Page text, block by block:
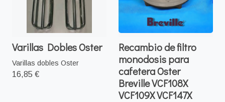
Varillas Dobles Oster
Varillas dobles Oster
16,85 €
Recambio de filtro
monodosis para
cafetera Oster
Breville VCF108X
VCF109X VCF147X